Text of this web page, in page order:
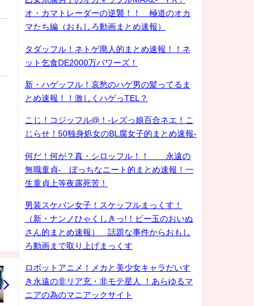
オ・カマトレーダーの逆襲！！ 極道のオカ
マたち編（おもしろ動画まとめ速報）
タダッフル！ネトゲ廃人的まとめ速報！！ネ
ット乞食DE2000万パワーズ！
新・ハゲッフル！哀愁のハゲ男の髪ってるま
とめ速報！！激しくハゲっTEL？
こじ！コジッフル@！-レズっ娘百合ネエ！こ
じらせ！50独身処女のBL腐女子的まとめ速報-
何だ！何が？真・シロッフル！！ 永遠の
無職童貞- ぼっちなニート的まとめ速報！一
生童貞上等夜露死苦！
男装スケバン女子！スケッフルまっくす！
（新・ナンノひゃくしきっ!！ビー玉のおいぬ
さん的まとめ速報） 話題な事件からおもし
ろ動画まで取り上げまっくす
ロボットアニメ！メカと美少女キャラだいす
き永遠の非リア充・非モテ星人 ！あらゆるマ
ニアの為のマニアックサイト